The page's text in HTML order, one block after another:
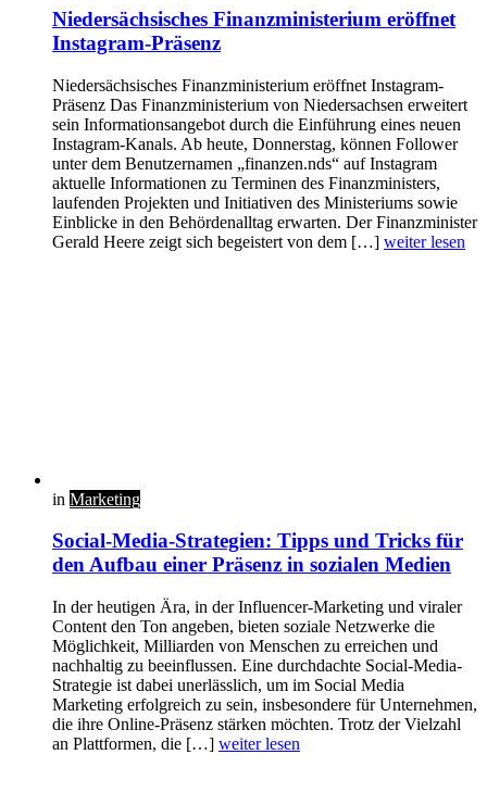
Niedersächsisches Finanzministerium eröffnet
Instagram-Präsenz
Niedersächsisches Finanzministerium eröffnet Instagram-
Präsenz Das Finanzministerium von Niedersachsen erweitert
sein Informationsangebot durch die Einführung eines neuen
Instagram-Kanals. Ab heute, Donnerstag, können Follower
unter dem Benutzernamen „finanzen.nds“ auf Instagram
aktuelle Informationen zu Terminen des Finanzministers,
laufenden Projekten und Initiativen des Ministeriums sowie
Einblicke in den Behördenalltag erwarten. Der Finanzminister
Gerald Heere zeigt sich begeistert von dem […] weiter lesen
in Marketing
Social-Media-Strategien: Tipps und Tricks für
den Aufbau einer Präsenz in sozialen Medien
In der heutigen Ära, in der Influencer-Marketing und viraler
Content den Ton angeben, bieten soziale Netzwerke die
Möglichkeit, Milliarden von Menschen zu erreichen und
nachhaltig zu beeinflussen. Eine durchdachte Social-Media-
Strategie ist dabei unerlässlich, um im Social Media
Marketing erfolgreich zu sein, insbesondere für Unternehmen,
die ihre Online-Präsenz stärken möchten. Trotz der Vielzahl
an Plattformen, die […] weiter lesen